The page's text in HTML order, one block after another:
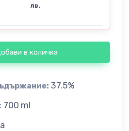
лв.
в количка
37.5%
700 ml